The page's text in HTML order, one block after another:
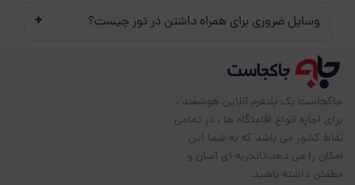
وسایل ضروری برای همراه داشتن در تور چیست؟ +
جاکجاست یک پلتفرم آنلاین هوشمند ،
برای اجاره انواع اقامتگاه ها ، در تمامی
نقاط کشور می باشد که به شما این
امکان را می دهد،تاتجربه ای آسان و
مطمئن داشته باشید.